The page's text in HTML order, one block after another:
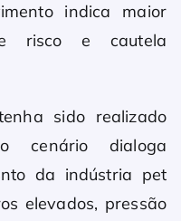
indica maior
risco e cautela
sido realizado
cenário dialoga
da indústria pet
elevados, pressão